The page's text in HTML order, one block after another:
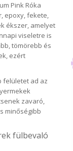
Pink Róka
epoxy, fekete,
ékszer, amelyet
viseletre is
tömörebb és
ezért
felületet ad az
zavaró,
minőségibb
fülbevaló